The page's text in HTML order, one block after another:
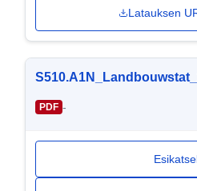
Latauksen
PDF -